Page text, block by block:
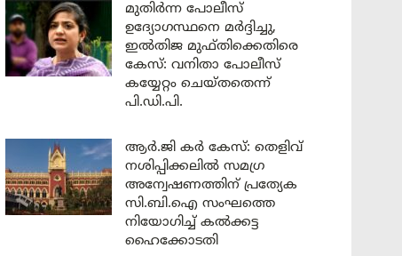
മുതിർന്ന പോലീസ്
ഉദ്യോഗസ്ഥനെ മർദ്ദിച്ചു,
ഇൽതിജ മുഫ്തിക്കെതിരെ
കേസ്: വനിതാ പോലീസ്
കയ്യേറ്റം ചെയ്തതെന്ന്
പി.ഡി.പി.
ആർ.ജി കർ കേസ്: തെളിവ്
നശിപ്പിക്കലിൽ സമഗ്ര
അന്വേഷണത്തിന് പ്രത്യേക
സി.ബി.ഐ സംഘത്തെ
നിയോഗിച്ച് കൽക്കട്ട
ഹൈക്കോടതി